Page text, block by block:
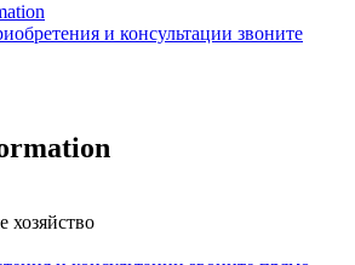
и консультации звоните
хозяйство